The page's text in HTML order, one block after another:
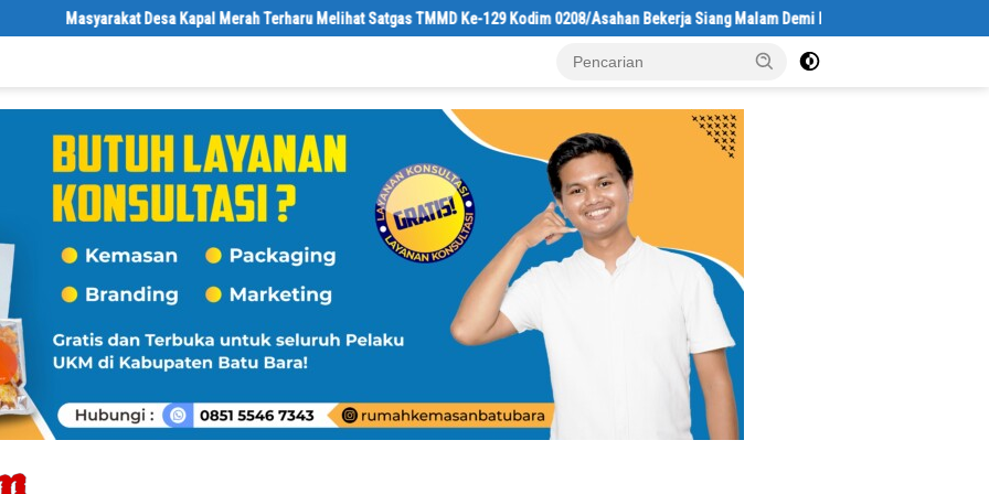
Desa Kapal Merah Terharu Melihat Satgas TMMD Ke-129 Kodim 0208/Asahan Bekerja Siang Malam Demi Renovasi Mushollah Al Maghribi